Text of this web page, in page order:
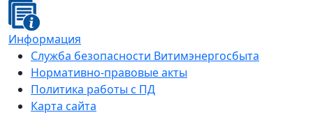
Информация
Служба безопасности Витимэнергосбыта
Нормативно-правовые акты
Политика работы с ПД
Карта сайта